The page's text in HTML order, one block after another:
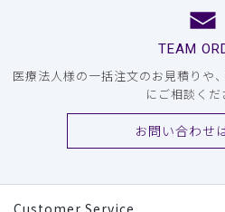
TEAM
医療法人様の一括注文のお見積りや
にご相談くだ
お問い合わせ
Customer Service